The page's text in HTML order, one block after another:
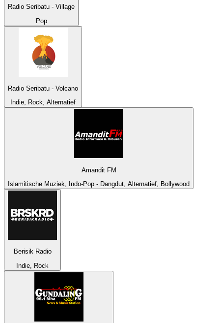
Radio Seribatu - Village
Pop
Radio Seribatu - Volcano
Indie, Rock, Alternatief
Amandit FM
Islamitische Muziek, Indo-Pop - Dangdut, Alternatief, Bollywood
Berisik Radio
Indie, Rock